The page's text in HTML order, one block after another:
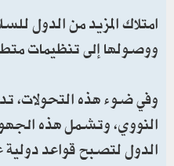
امتلاك المزيد من الدول
ووصولها إلى تنظيمات
وفي ضوء هذه التحولات،
النووي، وتشمل هذه
الدول لتصبح قواعد دولية